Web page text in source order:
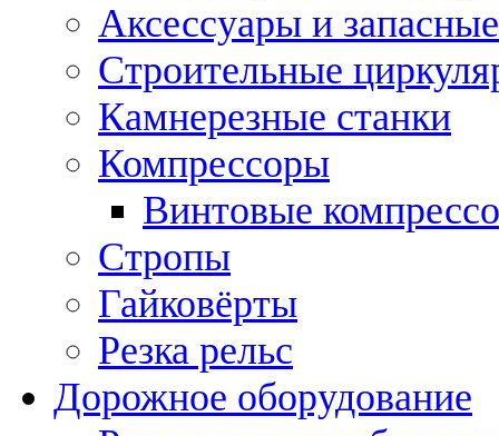
Аксессуары и
Строительные
Камнерезные станки
Компрессоры
Винтовые
Стропы
Гайковёрты
Резка рельс
Дорожное оборудование